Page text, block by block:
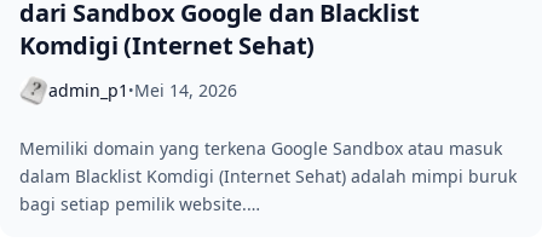
dari Sandbox Google dan Blacklist
Komdigi (Internet Sehat)
admin_p1 •Mei 14, 2026
Memiliki domain yang terkena Google Sandbox atau masuk
dalam Blacklist Komdigi (Internet Sehat) adalah mimpi buruk
bagi setiap pemilik website.…